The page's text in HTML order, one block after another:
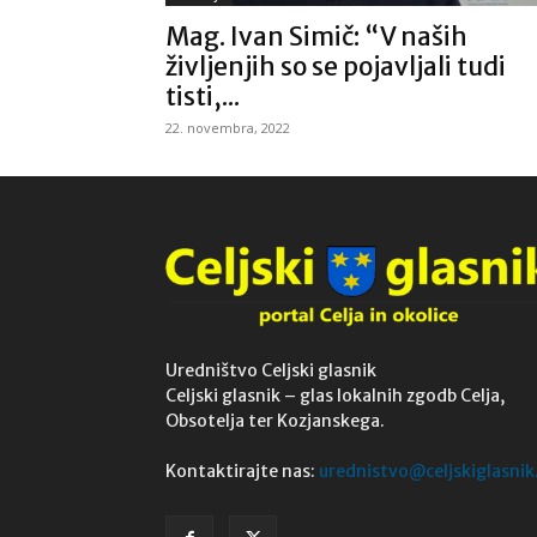
Mag. Ivan Simič: “V naših
življenjih so se pojavljali tudi
tisti,...
22. novembra, 2022
Uredništvo Celjski glasnik
Celjski glasnik – glas lokalnih zgodb Celja,
Obsotelja ter Kozjanskega.
Kontaktirajte nas: